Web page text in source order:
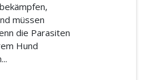
müssen
die Parasiten
Hund